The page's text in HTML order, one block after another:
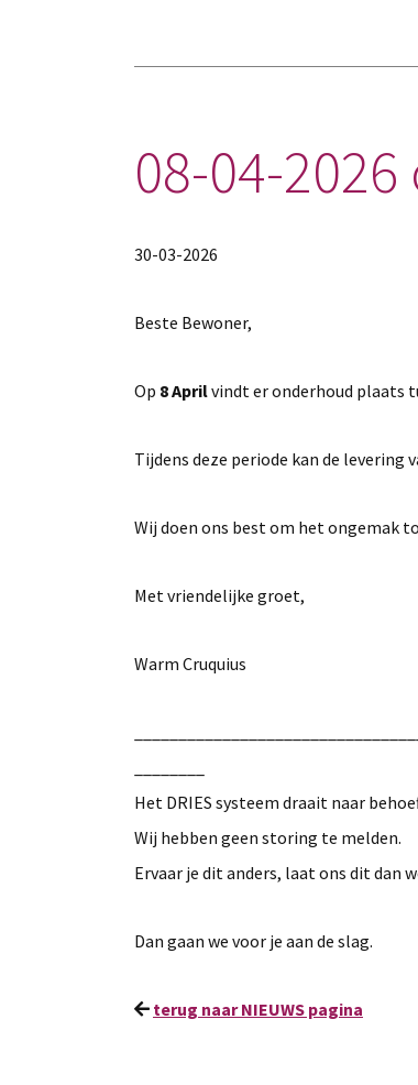
08-04-
30-03-2026
Beste Bewoner,
Op 8 Aprilvindt er onderhoud plaats
Tijdens deze periode kan de
Wij doen ons best om het ongemak
Met vriendelijke groet,
Warm Cruquius
Het DRIES systeem draait naar
Wij hebben geen storing te melden.
Ervaar je dit anders, laat ons dit dan
Dan gaan we voor je aan de slag.
terug naar NIEUWS pagina